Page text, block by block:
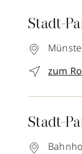
Stadt-
zum
Stadt-